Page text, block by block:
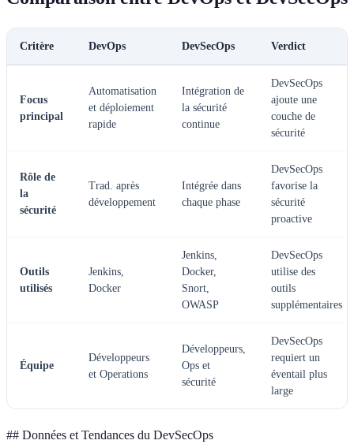
Critère DevOps DevSecOps Verdict
Focus
principal
Automatisation
et déploiement
rapide
Intégration de
la sécurité
continue
DevSecOps
ajoute une
couche de
sécurité
Rôle de
la
sécurité
Trad. après
développement
Intégrée dans
chaque phase
DevSecOps
favorise la
sécurité
proactive
Outils
utilisés
Jenkins,
Docker
Jenkins,
Docker,
Snort,
OWASP
DevSecOps
utilise des
outils
supplémentaires
Équipe
Développeurs
et Operations
Développeurs,
Ops et
sécurité
DevSecOps
requiert un
éventail plus
large
## Données et Tendances du DevSecOps